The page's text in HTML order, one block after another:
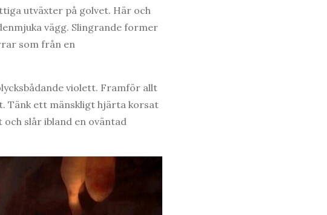
utväxter på golvet. Här och
vägg. Slingrande former
som från en
violett. Framför allt
Tänk ett mänskligt hjärta korsat
slår ibland en oväntad